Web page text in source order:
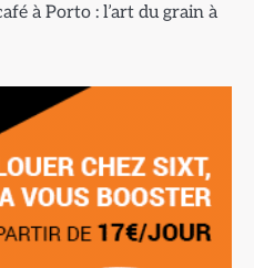
à Porto : l’art du grain à